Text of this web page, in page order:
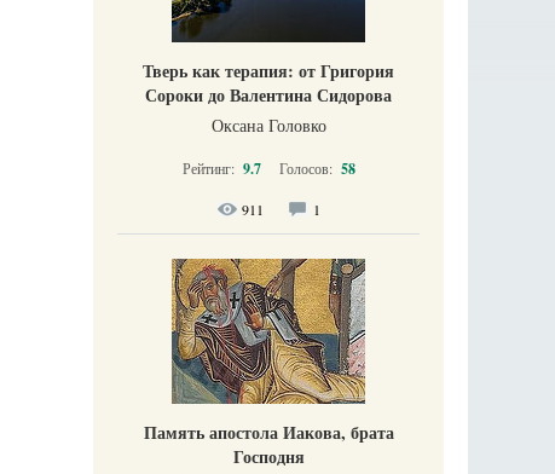
Тверь как терапия: от Григория
Сороки до Валентина Сидорова
Оксана Головко
Рейтинг: 9.7 Голосов: 58
911 1
Память апостола Иакова, брата
Господня